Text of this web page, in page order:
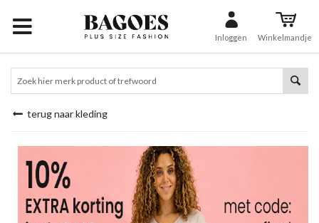
Inloggen Winkelmandje
terug naar kleding